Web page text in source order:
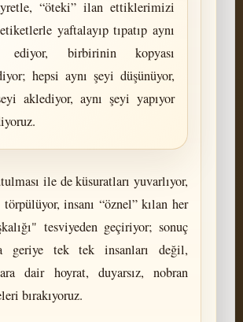
“öteki” ilan ettiklerimizi
yaftalayıp tıpatıp aynı
ediyor, birbirinin kopyası
hepsi aynı şeyi düşünüyor,
aklediyor, aynı şeyi yapıyor
ile de küsuratları yuvarlıyor,
törpülüyor, insanı “öznel” kılan her
tesviyeden geçiriyor; sonuç
geriye tek tek insanları değil,
dair hoyrat, duyarsız, nobran
bırakıyoruz.